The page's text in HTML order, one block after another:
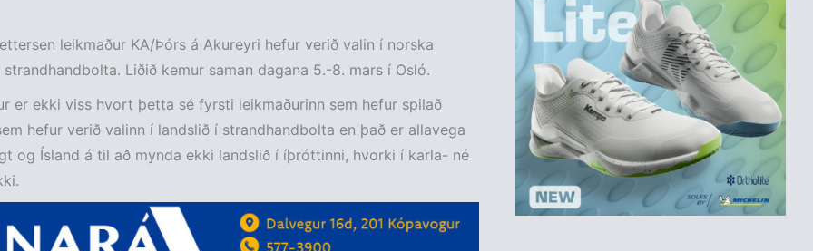
leikmaður KA/Þórs á Akureyri hefur verið valin í norska
strandhandbolta. Liðið kemur saman dagana 5.-8. mars í Osló.
er ekki viss hvort þetta sé fyrsti leikmaðurinn sem hefur spilað
hefur verið valinn í landslið í strandhandbolta en það er allavega
og Ísland á til að mynda ekki landslið í íþróttinni, hvorki í karla- né